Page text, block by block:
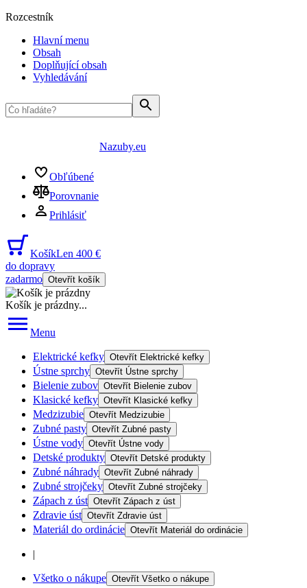
Rozcestník
Hlavní menu
Obsah
Doplňující obsah
Vyhledávání
Nazuby.eu
Obľúbené
Porovnanie
Prihlásiť
KošíkLen 400 €
do dopravy
zadarmo Otevřít košík
Košík je prázdny...
Menu
Elektrické kefky Otevřít Elektrické kefky
Ústne sprchy Otevřít Ústne sprchy
Bielenie zubov Otevřít Bielenie zubov
Klasické kefky Otevřít Klasické kefky
Medzizubie Otevřít Medzizubie
Zubné pasty Otevřít Zubné pasty
Ústne vody Otevřít Ústne vody
Detské produkty Otevřít Detské produkty
Zubné náhrady Otevřít Zubné náhrady
Zubné strojčeky Otevřít Zubné strojčeky
Zápach z úst Otevřít Zápach z úst
Zdravie úst Otevřít Zdravie úst
Materiál do ordinácie Otevřít Materiál do ordinácie
|
Všetko o nákupe Otevřít Všetko o nákupe